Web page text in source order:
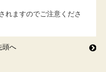
れますのでご注意くださ
頭へ